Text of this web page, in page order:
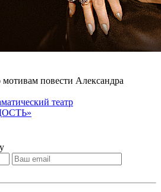
повести Александра
театр